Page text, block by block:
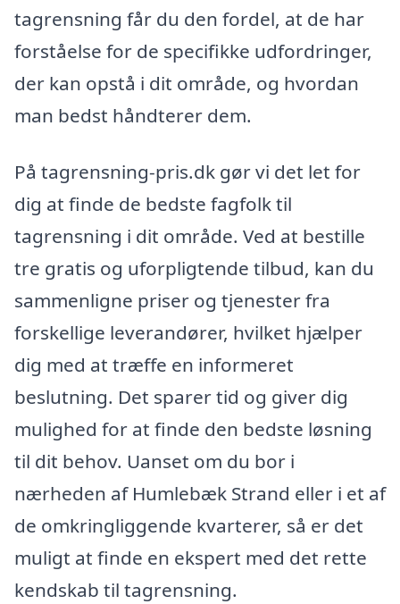
tagrensning får du den fordel, at de har
forståelse for de specifikke udfordringer,
der kan opstå i dit område, og hvordan
man bedst håndterer dem.
På tagrensning-pris.dk gør vi det let for
dig at finde de bedste fagfolk til
tagrensning i dit område. Ved at bestille
tre gratis og uforpligtende tilbud, kan du
sammenligne priser og tjenester fra
forskellige leverandører, hvilket hjælper
dig med at træffe en informeret
beslutning. Det sparer tid og giver dig
mulighed for at finde den bedste løsning
til dit behov. Uanset om du bor i
nærheden af Humlebæk Strand eller i et af
de omkringliggende kvarterer, så er det
muligt at finde en ekspert med det rette
kendskab til tagrensning.